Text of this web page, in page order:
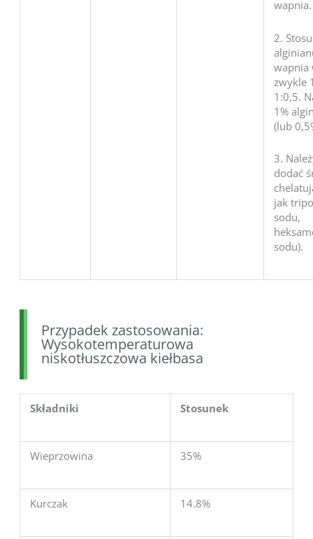
wapnia.
2.
wapnia
zwykle
1:0,5.
1%
(lub
3.
dodać
jak
sodu,
sodu).
Przypadek zastosowania:
Wysokotemperaturowa
niskotłuszczowa kiełbasa
Składniki Stosunek
Wieprzowina 35%
Kurczak 14.8%